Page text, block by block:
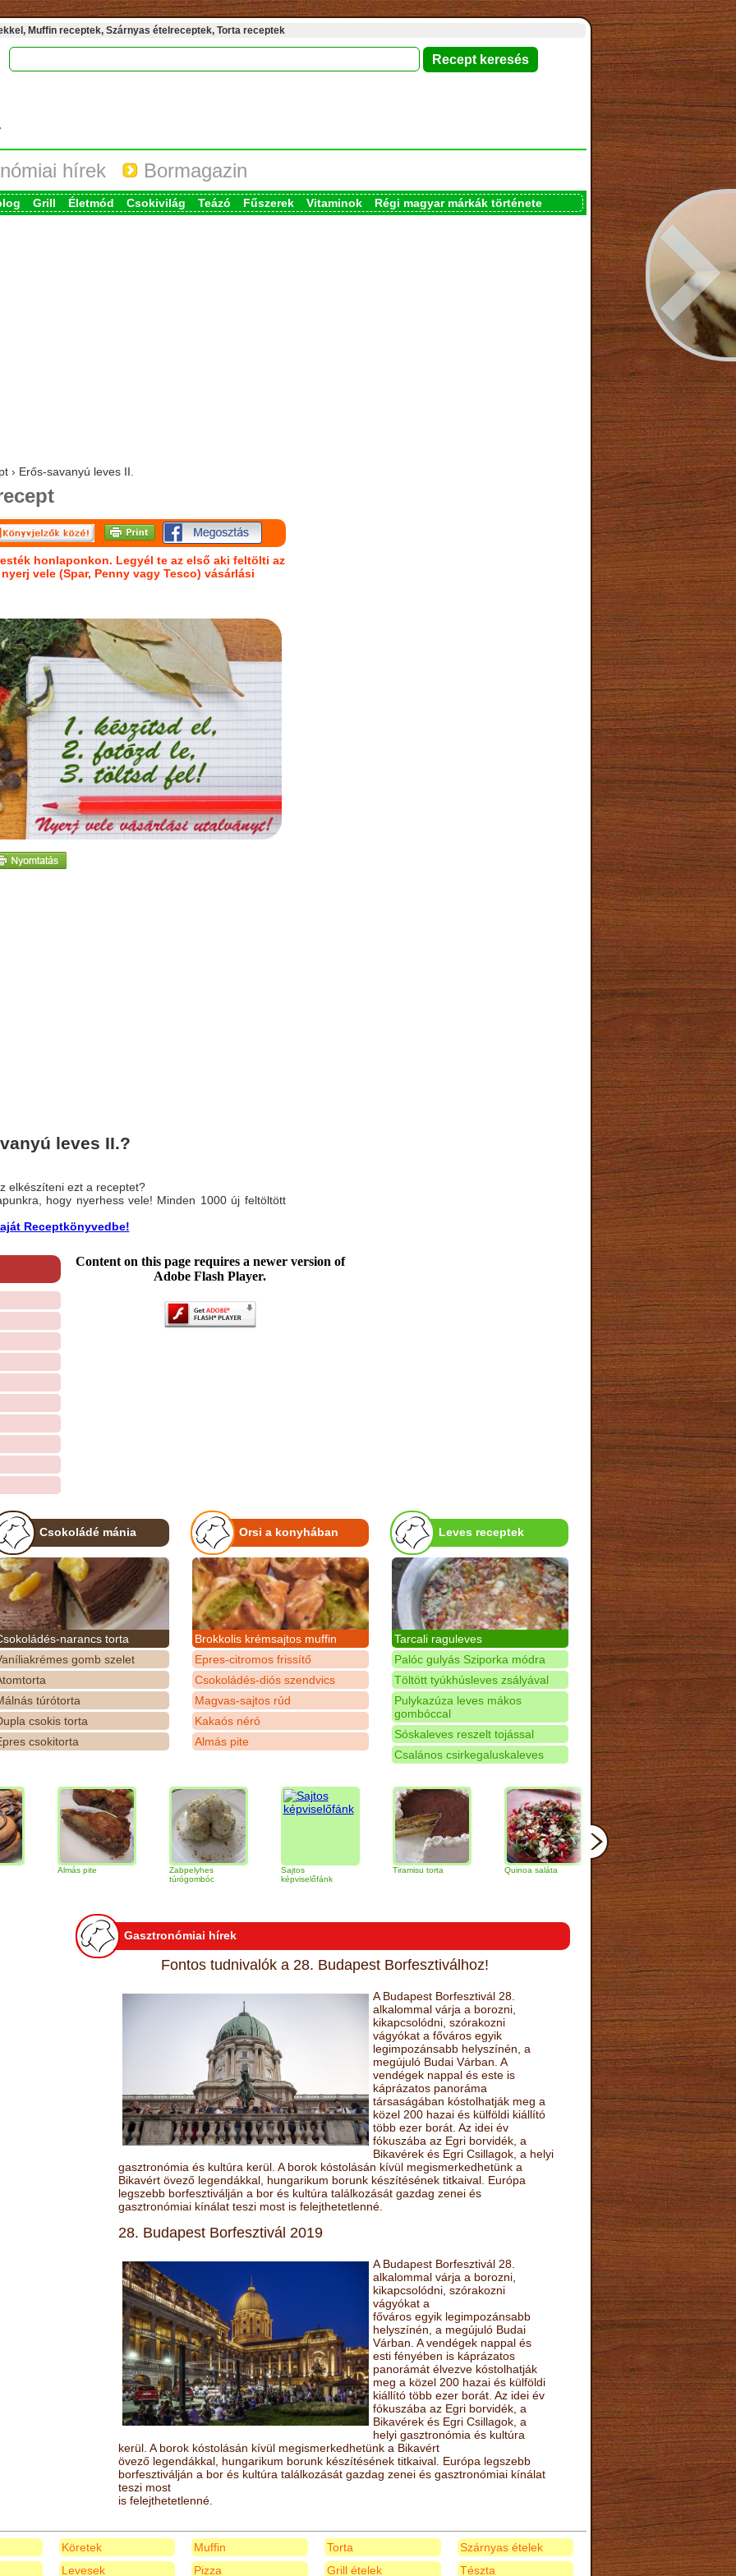
Muffin receptek, Szárnyas ételreceptek, Torta receptek
hírek Bormagazin
Grill Életmód Csokivilág Teázó Fűszerek Vitaminok Régi magyar márkák története
› Erős-savanyú leves II.
honlaponkon. Legyél te az első aki feltölti az
vele (Spar, Penny vagy Tesco) vásárlási
leves II.?
elkészíteni ezt a receptet?
hogy nyerhess vele! Minden 1000 új feltöltött
Receptkönyvedbe!
Content on this page requires a newer version of
Adobe Flash Player.
Csokoládé mánia
narancs torta
gomb szelet
túrótorta
csokis torta
csokitorta
Orsi a konyhában
Brokkolis krémsajtos muffin
Epres-citromos frissítő
Csokoládés-diós szendvics
Magvas-sajtos rúd
Kakaós néró
Almás pite
Leves receptek
Tarcali raguleves
Palóc gulyás Sziporka módra
Töltött tyúkhúsleves zsályával
Pulykazúza leves mákos
gombóccal
Sóskaleves reszelt tojással
Csalános csirkegaluskaleves
Zabpelyhes
túrógombóc
képviselőfánk
Tiramisu torta Quinoa saláta Mandulás kifli
Csokoládés-
narancs torta
Gasztronómiai hírek
Fontos tudnivalók a 28. Budapest Borfesztiválhoz!
A Budapest Borfesztivál 28.
alkalommal várja a borozni,
kikapcsolódni, szórakozni
vágyókat a főváros egyik
legimpozánsabb helyszínén, a
megújuló Budai Várban. A
vendégek nappal és este is
káprázatos panoráma
társaságában kóstolhatják meg a
közel 200 hazai és külföldi kiállító
több ezer borát. Az idei év
fókuszába az Egri borvidék, a
Bikavérek és Egri Csillagok, a helyi
gasztronómia és kultúra kerül. A borok kóstolásán kívül megismerkedhetünk a
Bikavért övező legendákkal, hungarikum borunk készítésének titkaival. Európa
legszebb borfesztiválján a bor és kultúra találkozását gazdag zenei és
gasztronómiai kínálat teszi most is felejthetetlenné.
28. Budapest Borfesztivál 2019
A Budapest Borfesztivál 28.
alkalommal várja a borozni,
kikapcsolódni, szórakozni
vágyókat a
főváros egyik legimpozánsabb
helyszínén, a megújuló Budai
Várban. A vendégek nappal és
esti fényében is káprázatos
panorámát élvezve kóstolhatják
meg a közel 200 hazai és külföldi
kiállító több ezer borát. Az idei év
fókuszába az Egri borvidék, a
Bikavérek és Egri Csillagok, a
helyi gasztronómia és kultúra
kerül. A borok kóstolásán kívül megismerkedhetünk a Bikavért
övező legendákkal, hungarikum borunk készítésének titkaival. Európa legszebb
borfesztiválján a bor és kultúra találkozását gazdag zenei és gasztronómiai kínálat
teszi most
is felejthetetlenné.
Köretek
Levesek
Muffin
Pizza
Torta
Grill ételek
Szárnyas ételek
Tészta